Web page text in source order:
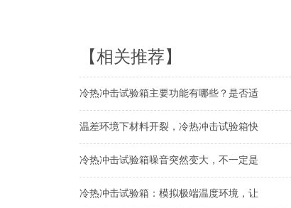
【相关推荐】
冷热冲击试验箱主要功能有哪些？是否适
温差环境下材料开裂，冷热冲击试验箱快
冷热冲击试验箱噪音突然变大，不一定是
冷热冲击试验箱：模拟极端温度环境，让